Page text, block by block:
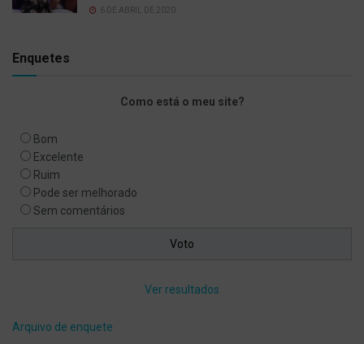
6 DE ABRIL DE 2020
Enquetes
Como está o meu site?
Bom
Excelente
Ruim
Pode ser melhorado
Sem comentários
Ver resultados
Arquivo de enquete